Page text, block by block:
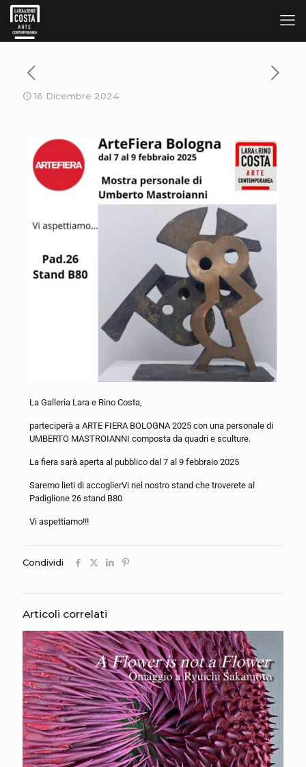
16 Dicembre 2024
La Galleria Lara e Rino Costa,
parteciperà a ARTE FIERA BOLOGNA 2025 con una personale di
UMBERTO MASTROIANNI composta da quadri e sculture.
La fiera sarà aperta al pubblico dal 7 al 9 febbraio 2025
Saremo lieti di accoglierVi nel nostro stand che troverete al
Padiglione 26 stand B80
Vi aspettiamo!!!
Condividi
Articoli correlati